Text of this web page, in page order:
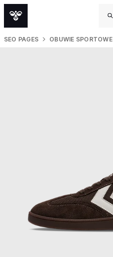
SEO PAGES OBUWIE SPORTOWE